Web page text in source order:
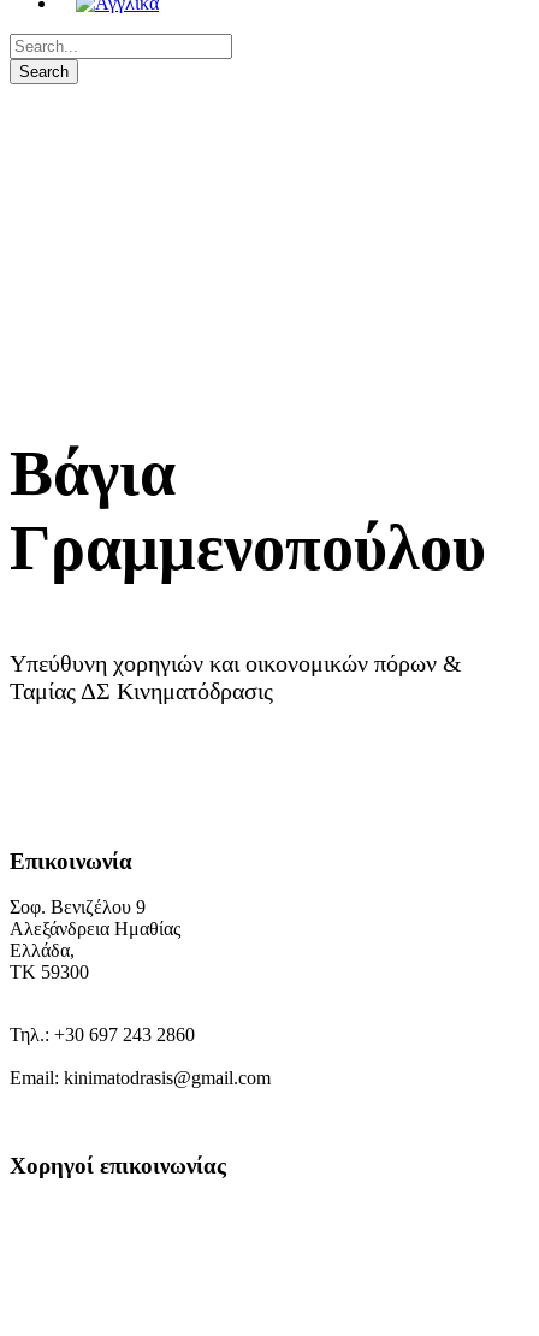
Βάγια
Γραμμενοπούλου
Υπεύθυνη χορηγιών και οικονομικών πόρων &
Ταμίας ΔΣ Κινηματόδρασις
Επικοινωνία
Σοφ. Βενιζέλου 9
Αλεξάνδρεια Ημαθίας
Ελλάδα,
ΤΚ 59300
Τηλ.: +30 697 243 2860
Εmail: kinimatodrasis@gmail.com
Χορηγοί επικοινωνίας